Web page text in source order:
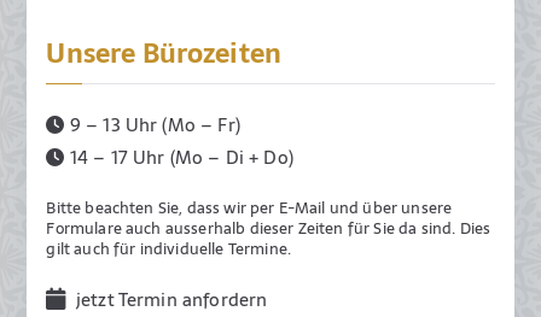
m
.
J
u
n
i
2
Unsere Bürozeiten
9 – 13 Uhr (Mo – Fr)
14 – 17 Uhr (Mo – Di + Do)
Bitte beachten Sie, dass wir per E-Mail und über unsere
Formulare auch ausserhalb dieser Zeiten für Sie da sind. Dies
gilt auch für individuelle Termine.
jetzt Termin anfordern